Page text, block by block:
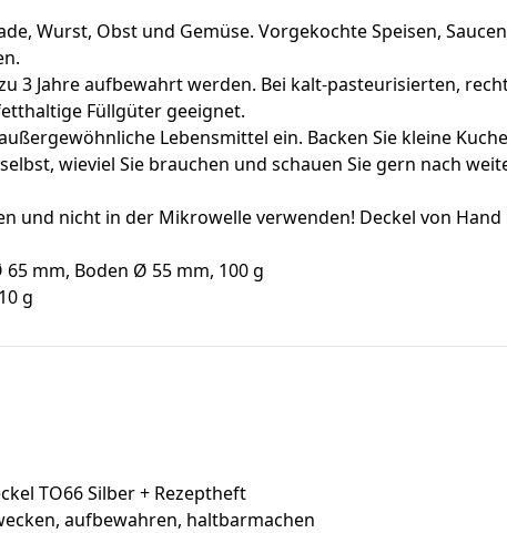
Wurst, Obst und Gemüse. Vorgekochte Speisen,
3 Jahre aufbewahrt werden. Bei kalt-pasteurisierten,
Füllgüter geeignet.
Lebensmittel ein. Backen Sie kleine
wieviel Sie brauchen und schauen Sie gern nach
und nicht in der Mikrowelle verwenden! Deckel von Hand
mm, Boden Ø 55 mm, 100 g
g
TO66 Silber + Rezeptheft
aufbewahren, haltbarmachen